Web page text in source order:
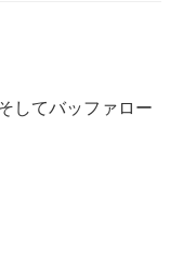
してバッファロー